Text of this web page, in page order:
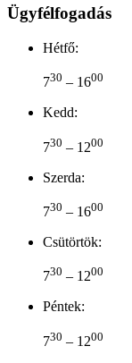
Ügyfélfogadás
Hétfő:
730 – 1600
Kedd:
730 – 1200
Szerda:
730 – 1600
Csütörtök:
730 – 1200
Péntek:
730 – 1200